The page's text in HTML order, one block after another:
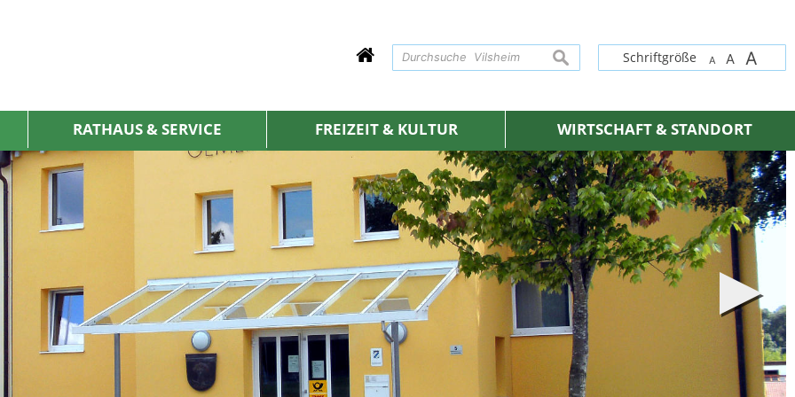
Schriftgröße A A A
suchen
RATHAUS & SERVICE FREIZEIT & KULTUR WIRTSCHAFT & STANDORT